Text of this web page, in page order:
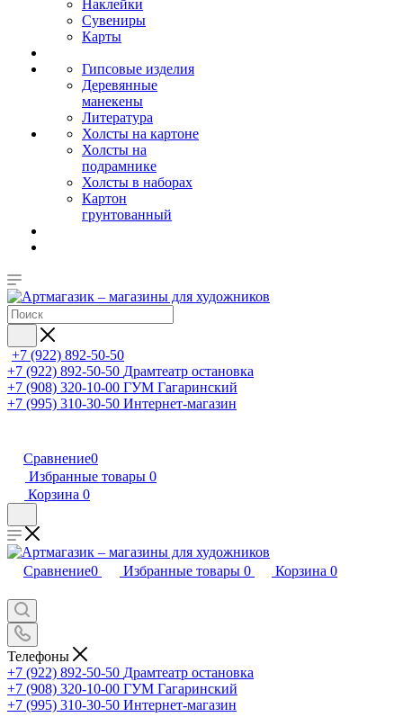
Наклейки
Сувениры
Карты
Гипсовые изделия
Деревянные
манекены
Литература
Холсты на картоне
Холсты на
подрамнике
Холсты в наборах
Картон
грунтованный
+7 (922) 892-50-50
+7 (922) 892-50-50 Драмтеатр остановка
+7 (908) 320-10-00 ГУМ Гагаринский
+7 (995) 310-30-50 Интернет-магазин
Сравнение0
Избранные товары 0
Корзина 0
Сравнение0 Избранные товары 0 Корзина 0
Телефоны
+7 (922) 892-50-50 Драмтеатр остановка
+7 (908) 320-10-00 ГУМ Гагаринский
+7 (995) 310-30-50 Интернет-магазин